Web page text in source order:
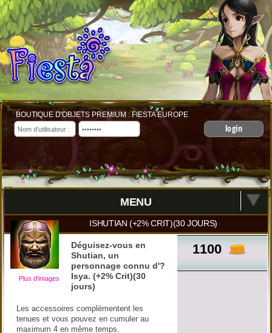
BOUTIQUE D'OBJETS PREMIUM : FIESTA EUROPE
login
MENU
ISHUTIAN (+2% CRIT)(30 JOURS)
1100
Plus d'images
Déguisez-vous en
Shutian, un
personnage connu d'?
Isya. (+2% Crit)(30
jours)
Les accessoires complémentent les
tenues et vous pouvez en cumuler au
maximum 4 en même temps.